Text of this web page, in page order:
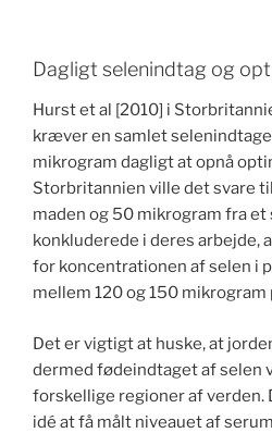
Dagligt selenindtag og
Hurst et al [2010] i
kræver en samlet
mikrogram dagligt at opnå
Storbritannien ville det svare
maden og 50 mikrogram fra
konkluderede i deres arbejde,
for koncentrationen af selen i
mellem 120 og 150 mikrogram
Det er vigtigt at huske, at
dermed fødeindtaget af selen
forskellige regioner af verden.
idé at få målt niveauet af